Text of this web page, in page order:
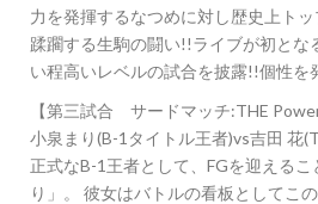
力を発揮するなつめに対し歴史上ト
蹂躙する生駒の闘い!!ライブが初とな
い程高いレベルの試合を披露!!個性を
【第三試合 サードマッチ:THE Power
小泉まり(B-1タイトル王者)vs吉田 花
正式なB-1王者として、FGを迎えるこ
り」。 彼女はバトルの看板としてこ